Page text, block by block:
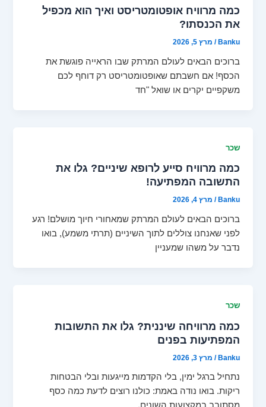
כמה מרוויח אופטומטריסט ואיך הוא מכפיל
את הכנסתו?
Banku
/ מרץ 5, 2026
ברוכים הבאים לעולם המרתק שבו הראייה פוגשת את
הכסף! אם חשבתם שאופטומטריסט רק דוחף לכם
משקפיים יקרים או שואל "חד
שכר
כמה מרוויח סייע לרופא שיניים? גלו את
התשובה המפתיעה!
Banku
/ מרץ 4, 2026
ברוכים הבאים לעולם המרתק שמאחורי חיוך מושלם! רגע
לפני שאנחנו צוללים לתוך השיניים (תרתי משמע), בואו
נדבר על משהו שמעניין
שכר
כמה מרוויחה שיננית? גלו את התשובות
המפתיעות בפנים
Banku
/ מרץ 3, 2026
נתחיל ברגל ימין, בלי הקדמות מייגעות ובלי הבטחות
ריקות. בואו נודה באמת: כולנו רוצים לדעת כמה כסף